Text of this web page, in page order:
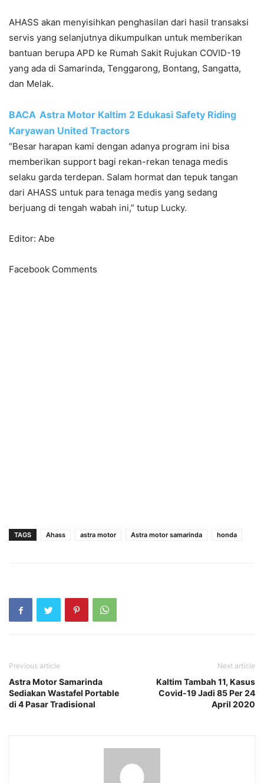
AHASS akan menyisihkan penghasilan dari hasil transaksi
servis yang selanjutnya dikumpulkan untuk memberikan
bantuan berupa APD ke Rumah Sakit Rujukan COVID-19
yang ada di Samarinda, Tenggarong, Bontang, Sangatta,
dan Melak.
BACA Astra Motor Kaltim 2 Edukasi Safety Riding
Karyawan United Tractors
“Besar harapan kami dengan adanya program ini bisa
memberikan support bagi rekan-rekan tenaga medis
selaku garda terdepan. Salam hormat dan tepuk tangan
dari AHASS untuk para tenaga medis yang sedang
berjuang di tengah wabah ini,” tutup Lucky.
Editor: Abe
Facebook Comments
TAGS Ahass astra motor Astra motor samarinda honda
Previous article
Astra Motor Samarinda
Sediakan Wastafel Portable
di 4 Pasar Tradisional
Next article
Kaltim Tambah 11, Kasus
Covid-19 Jadi 85 Per 24
April 2020